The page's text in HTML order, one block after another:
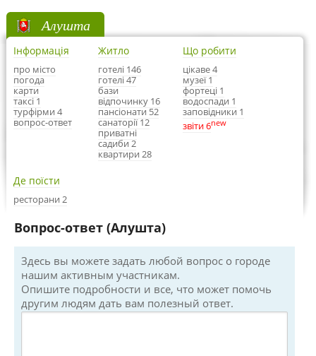
Алушта
Інформація
про місто
погода
карти
таксі 1
турфірми 4
вопрос-ответ
Житло
готелі 146
готелі 47
бази
відпочинку 16
пансіонати 52
санаторії 12
приватні
садиби 2
квартири 28
Що робити
цікаве 4
музеї 1
фортеці 1
водоспади 1
заповідники 1
звіти 6new
Де поїсти
ресторани 2
Вопрос-ответ (Алушта)
Здесь вы можете задать любой вопрос о городе
нашим активным участникам.
Опишите подробности и все, что может помочь
другим людям дать вам полезный ответ.